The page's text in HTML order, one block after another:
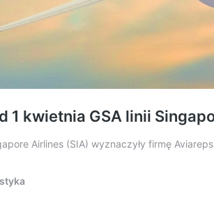
1 kwietnia GSA linii
Airlines (SIA) wyznaczyły firmę